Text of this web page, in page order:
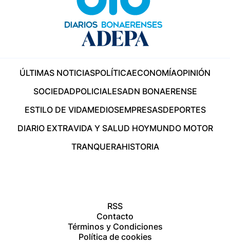
ÚLTIMAS NOTICIASPOLÍTICAECONOMÍAOPINIÓN
SOCIEDADPOLICIALESADN BONAERENSE
ESTILO DE VIDAMEDIOSEMPRESASDEPORTES
DIARIO EXTRAVIDA Y SALUD HOYMUNDO MOTOR
TRANQUERAHISTORIA
RSS
Contacto
Términos y Condiciones
Política de cookies